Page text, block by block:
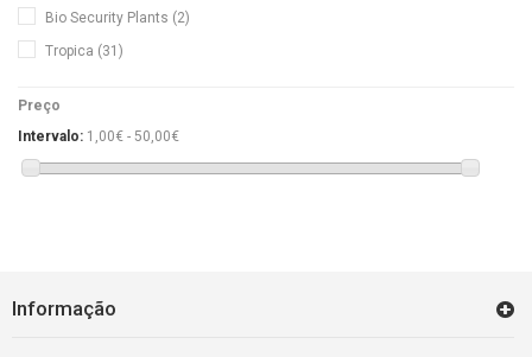
BUCEPHALANDRAS
Bio Security Plants (2)
Tropica (31)
Preço
Intervalo: 1,00€ - 50,00€
Informação